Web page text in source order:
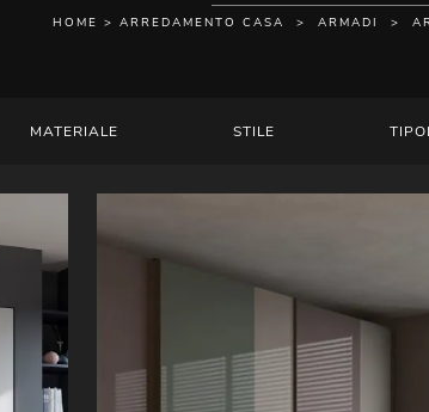
HOME > ARREDAMENTO CASA > ARMADI >
MATERIALE STILE